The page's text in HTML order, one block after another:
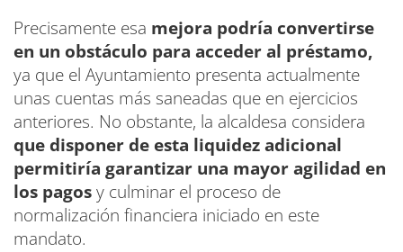
Precisamente esa mejora podría convertirse
en un obstáculo para acceder al préstamo,
ya que el Ayuntamiento presenta actualmente
unas cuentas más saneadas que en ejercicios
anteriores. No obstante, la alcaldesa considera
que disponer de esta liquidez adicional
permitiría garantizar una mayor agilidad en
los pagosy culminar el proceso de
normalización financiera iniciado en este
mandato.